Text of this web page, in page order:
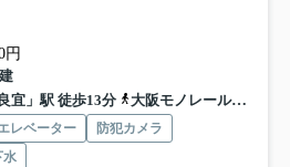
円
宜」駅 徒歩13分
大阪モノレール本線「摂津」駅 徒歩17分
レベーター
防犯カメラ
水